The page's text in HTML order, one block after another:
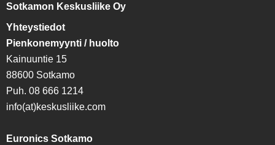
Sotkamon Keskusliike Oy
Yhteystiedot
Pienkonemyynti / huolto
Kainuuntie 15
88600 Sotkamo
Puh. 08 666 1214
info(at)keskusliike.com
Euronics Sotkamo